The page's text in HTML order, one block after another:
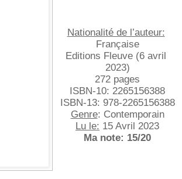
Nationalité de l’auteur:
Française
Editions Fleuve (6 avril
2023)
272 pages
ISBN-10:‎ 2265156388
ISBN-13:‎ 978-2265156388
Genre: Contemporain
Lu le: 15 Avril 2023
Ma note: 15/20